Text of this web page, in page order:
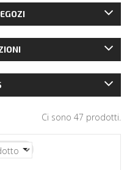
Ci sono 47 prodotti.